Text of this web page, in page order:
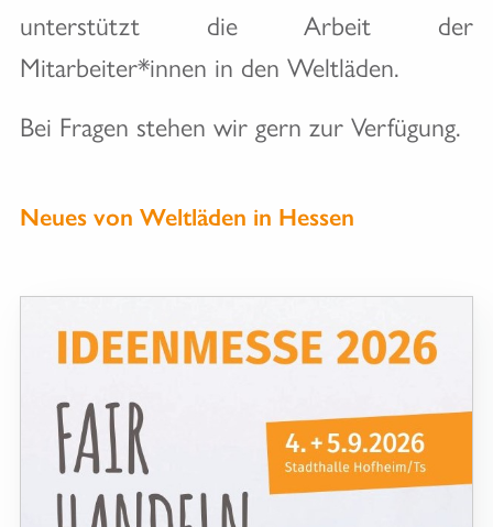
unterstützt die Arbeit der
Mitarbeiter*innen in den Weltläden.
Bei Fragen stehen wir gern zur Verfügung.
Neues von Weltläden in Hessen